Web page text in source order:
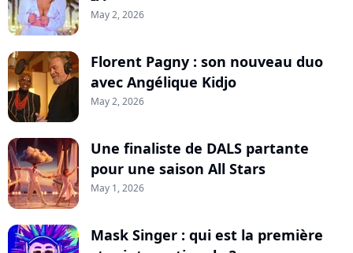
May 2, 2026
Florent Pagny : son nouveau duo
avec Angélique Kidjo
May 2, 2026
Une finaliste de DALS partante
pour une saison All Stars
May 1, 2026
Mask Singer : qui est la première